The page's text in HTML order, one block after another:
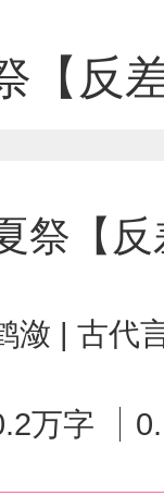
【反
祭【
潋 | 古代
万字